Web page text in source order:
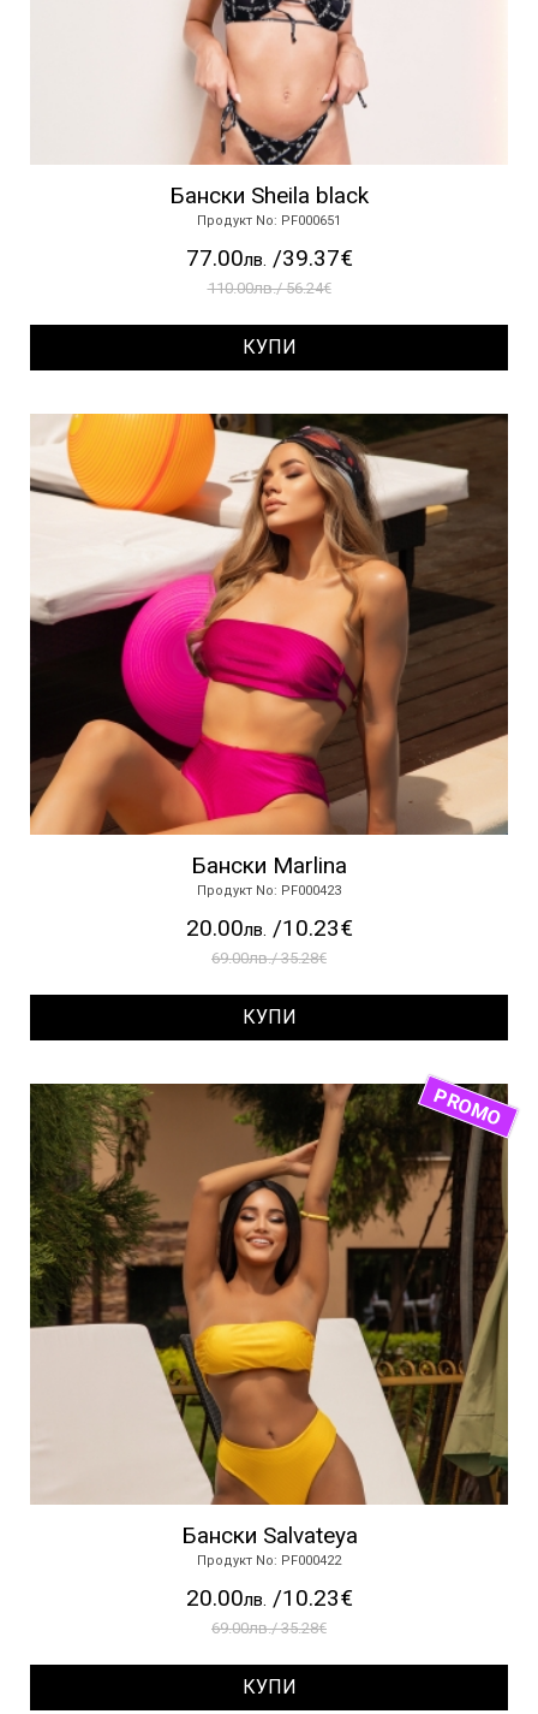
Бански Sheila black
Продукт No: PF000651
77.00лв. /39.37€
110.00лв./ 56.24€
КУПИ
Бански Marlina
Продукт No: PF000423
20.00лв. /10.23€
69.00лв./ 35.28€
КУПИ
PROMO
Бански Salvateya
Продукт No: PF000422
20.00лв. /10.23€
69.00лв./ 35.28€
КУПИ